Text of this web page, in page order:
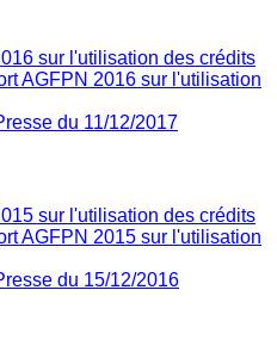
sur l'utilisation des crédits
AGFPN 2016 sur l'utilisation
du 11/12/2017
sur l'utilisation des crédits
AGFPN 2015 sur l'utilisation
du 15/12/2016